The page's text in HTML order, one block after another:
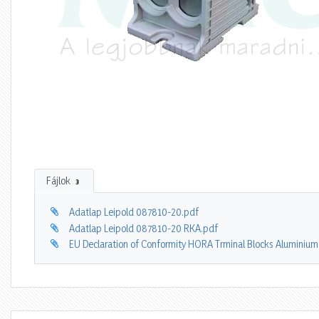
Fájlok 3
Adatlap Leipold 087810-20.pdf
Adatlap Leipold 087810-20 RKA.pdf
EU Declaration of Conformity HORA Trminal Blocks